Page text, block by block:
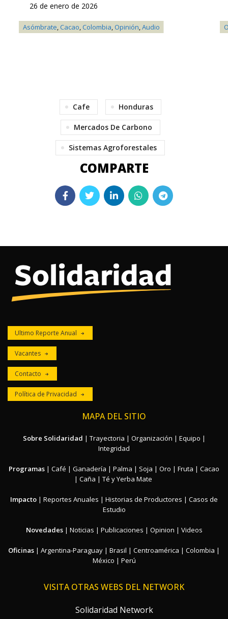
Asómbrate,Cacao,Colombia, Opinión,Audio
26 de enero de 2026
Cafe Honduras
Mercados De Carbono
Sistemas Agroforestales
Ultimo Reporte Anual
Vacantes
Contacto
Política de Privacidad
MAPA DEL SITIO
Sobre Solidaridad | Trayectoria | Organización | Equipo |
Integridad
Programas | Café | Ganadería | Palma | Soja | Oro | Fruta | Cacao
| Caña | Té y Yerba Mate
Impacto | Reportes Anuales | Historias de Productores | Casos de
Estudio
Novedades| Noticias | Publicaciones | Opinion | Videos
Oficinas | Argentina-Paraguay | Brasil | Centroamérica | Colombia |
México | Perú
VISITA OTRAS WEBS DEL NETWORK
Solidaridad Network